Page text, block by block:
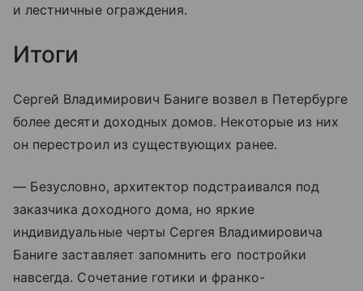
и лестничные ограждения.
Итоги
Сергей Владимирович Баниге возвел в Петербурге
более десяти доходных домов. Некоторые из них
он перестроил из существующих ранее.
— Безусловно, архитектор подстраивался под
заказчика доходного дома, но яркие
индивидуальные черты Сергея Владимировича
Баниге заставляет запомнить его постройки
навсегда. Сочетание готики и франко-